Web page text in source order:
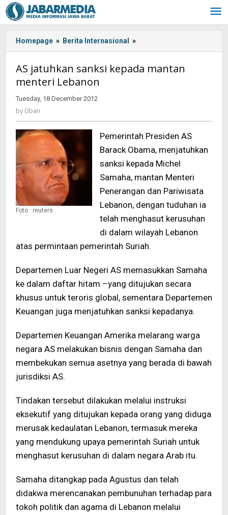
Skip
to
content
Homepage » Berita Internasional »
jatuhkan
kepada
AS jatuhkan sanksi kepada mantan
menteri Lebanon
Tuesday, 18 December 2012
by Oban
Foto : reuters
Pemerintah Presiden AS
Barack Obama, menjatuhkan
sanksi kepada Michel
Samaha, mantan Menteri
Penerangan dan Pariwisata
Lebanon, dengan tuduhan ia
telah menghasut kerusuhan
di dalam wilayah Lebanon
atas permintaan pemerintah Suriah.
Departemen Luar Negeri AS memasukkan Samaha
ke dalam daftar hitam –yang ditujukan secara
khusus untuk teroris global, sementara Departemen
Keuangan juga menjatuhkan sanksi kepadanya.
Departemen Keuangan Amerika melarang warga
negara AS melakukan bisnis dengan Samaha dan
membekukan semua asetnya yang berada di bawah
jurisdiksi AS.
Tindakan tersebut dilakukan melalui instruksi
eksekutif yang ditujukan kepada orang yang diduga
merusak kedaulatan Lebanon, termasuk mereka
yang mendukung upaya pemerintah Suriah untuk
menghasut kerusuhan di dalam negara Arab itu.
Samaha ditangkap pada Agustus dan telah
didakwa merencanakan pembunuhan terhadap para
tokoh politik dan agama di Lebanon melalui